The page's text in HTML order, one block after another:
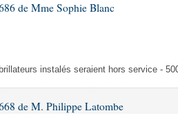
de Mme Sophie Blanc
instalés seraient hors service -
de M. Philippe Latombe